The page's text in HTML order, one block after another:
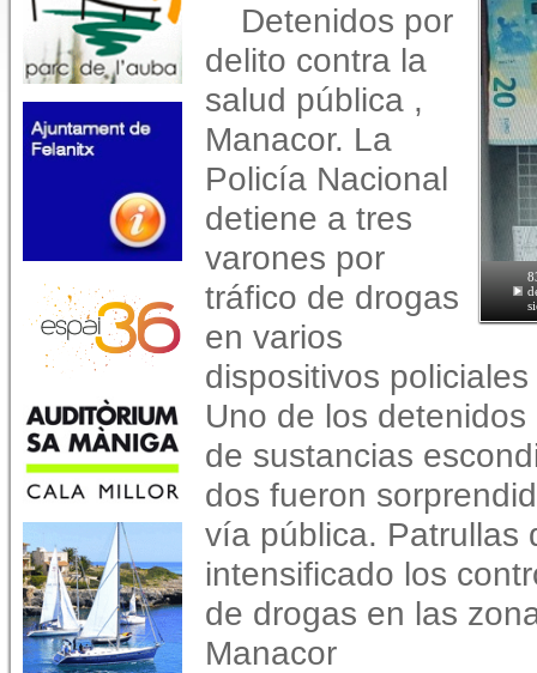
Detenidos por
delito contra la
salud pública ,
Manacor. La
Policía Nacional
detiene a tres
varones por
tráfico de drogas
en varios
dispositivos
Uno de los
de sustancias
dos fueron
vía pública. Patrullas
intensificado los
de drogas en las
Manacor